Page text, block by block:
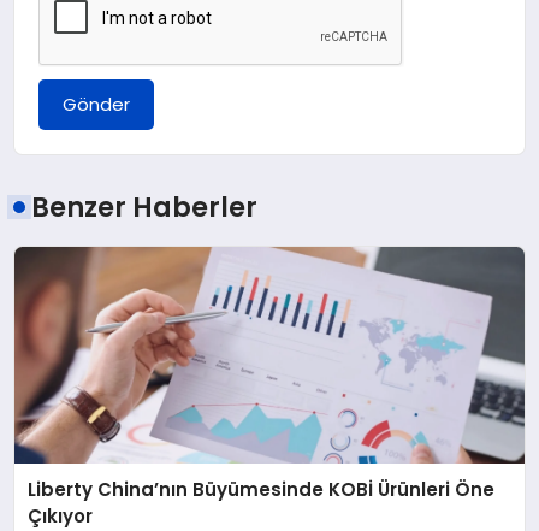
Gönder
Benzer Haberler
Liberty China’nın Büyümesinde KOBİ Ürünleri Öne
Çıkıyor